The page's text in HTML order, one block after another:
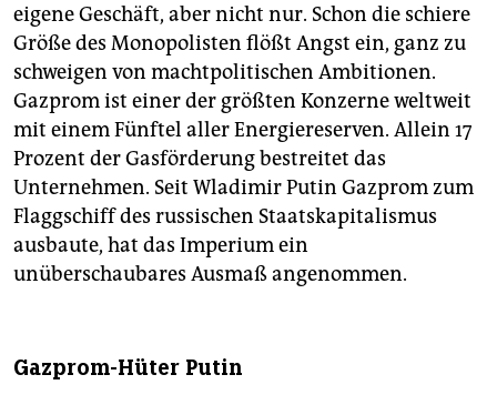
eigene Geschäft, aber nicht nur. Schon die schiere
Größe des Monopolisten flößt Angst ein, ganz zu
schweigen von machtpolitischen Ambitionen.
Gazprom ist einer der größten Konzerne weltweit
mit einem Fünftel aller Energiereserven. Allein 17
Prozent der Gasförderung bestreitet das
Unternehmen. Seit Wladimir Putin Gazprom zum
Flaggschiff des russischen Staatskapitalismus
ausbaute, hat das Imperium ein
unüberschaubares Ausmaß angenommen.
Gazprom-Hüter Putin